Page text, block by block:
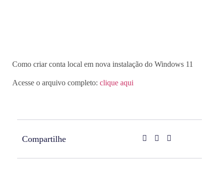
Como criar conta local em nova instalação do Windows 11
Acesse o arquivo completo: clique aqui
Compartilhe